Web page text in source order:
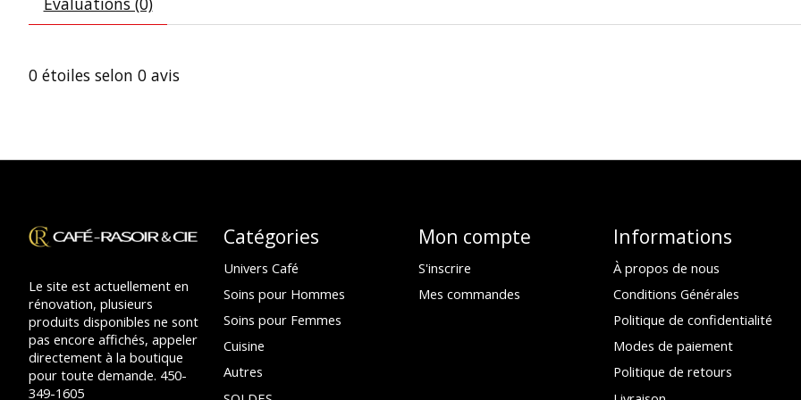
0 étoiles selon 0 avis
Le site est actuellement en
rénovation, plusieurs
produits disponibles ne sont
pas encore affichés, appeler
directement à la boutique
pour toute demande. 450-
349-1605
Catégories
Univers Café
Soins pour Hommes
Soins pour Femmes
Cuisine
Autres
Mon compte
S'inscrire
Mes commandes
Informations
À propos de nous
Conditions Générales
Politique de confidentialité
Modes de paiement
Politique de retours